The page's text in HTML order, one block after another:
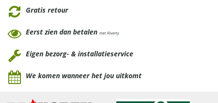
Gratis retour
Eerst zien dan betalen met Riverty
Eigen bezorg- & installatieservice
We komen wanneer het jou uitkomt